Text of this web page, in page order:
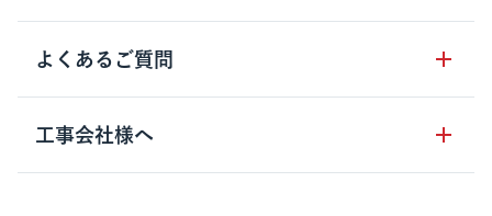
お客さまの声
空き家の処分を検討のお客様へ
鉄骨造住宅の相場
RC造住宅の相場
家じまいの相談窓口
よくあるご質問
クラッソーネの利用方法
工事の進め方
工事会社様へ